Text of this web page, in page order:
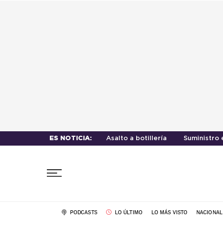
ES NOTICIA: Asalto a botillería Suministro
PODCASTS LO ÚLTIMO LO MÁS VISTO NACIONAL